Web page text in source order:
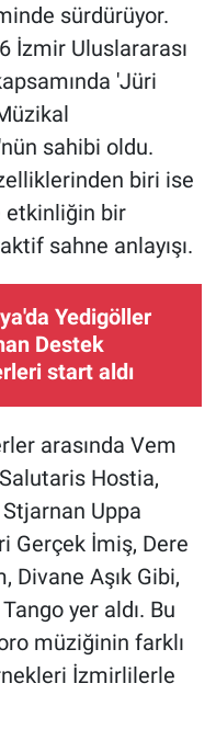
sürdürüyor.
İzmir Uluslararası
'Jüri
sahibi oldu.
biri ise
etkinliğin bir
sahne anlayışı.
Yedigöller
Destek
start aldı
arasında Vem
Hostia,
Uppa
Gerçek İmiş, Dere
Divane Aşık Gibi,
yer aldı. Bu
müziğinin farklı
İzmirlilerle